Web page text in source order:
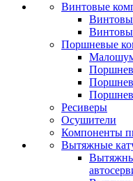
Винтовые
Поршневые
Ресиверы
Осушители
Компоненты
Вытяжные